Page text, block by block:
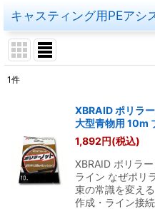
キャスティング用PEアシ
絞
1件
XBRAID ポリラ
大型青物用 10m
1,892円(税込)
XBRAID ポリラ
ライン なぜポリ
束の常識を変え
作成・ライン接